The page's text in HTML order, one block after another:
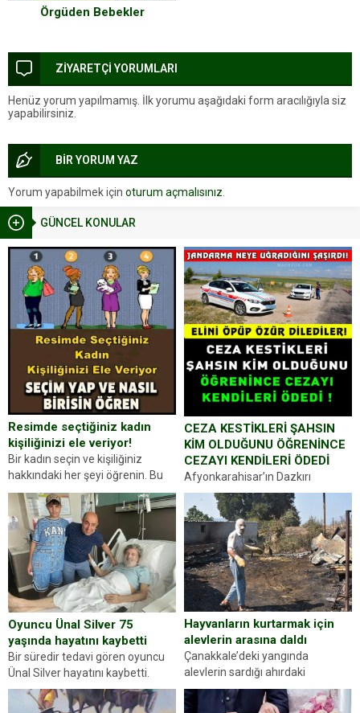
GÜNCEL KONULAR
Resimde seçtiğiniz kadın
kişiliğinizi ele veriyor!
Bir kadın seçin ve kişiliğiniz
hakkındaki her şeyi öğrenin. Bu
kez karşınıza oldukça farklı bir
kişilik testiyle çıkıyoruz. Resimde
gördüğünüz kadın figürlerinden
dikkatinizi en...
CEZA KESTİKLERİ ŞAHSIN
KİM OLDUĞUNU ÖĞRENİNCE
CEZAYI KENDİLERİ ÖDEDİ
Afyonkarahisar’ın Dazkırı
ilçesinde trafik uygulaması
yapan jandarma ekipleri
durdurdukları bir otomobilin
sürücüsünden ehliyet ve ruhsat
sorup belgelerini istedi. Sürücü
Abdurrahman Ö.nün verdiği
evraklarda eksik olduğunu...
Oyuncu Ünal Silver 75
yaşında hayatını kaybetti
Bir süredir tedavi gören oyuncu
Ünal Silver hayatını kaybetti.
Haberi, oyuncunun menajerlik
ajansı duyurdu. Renda Güner,
Hayvanların kurtarmak için
alevlerin arasına daldı
Çanakkale’deki yangında
alevlerin sardığı ahırdaki
hayvanlarını kurtarmak isteyen
Zeki Demir (66) ölümden döndü.
Örgüden Bebekler
ZİYARETÇİ YORUMLARI
Henüz yorum yapılmamış. İlk yorumu aşağıdaki form aracılığıyla siz
yapabilirsiniz.
BİR YORUM YAZ
Yorum yapabilmek için oturum açmalısınız.